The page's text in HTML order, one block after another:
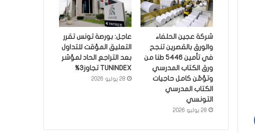
شركة عجين الحلفاء
والورق بالقصرين تنجح
في تأمين 5446 طنا من
ورق الكتاب المدرسي
وتؤمّن كامل حاجيات
الكتاب المدرسي
التونسي
28 يوليو 2026
عاجل: بورصة تونس تقرر
التعليق المؤقت للتداول
بعد التراجع الحاد لمؤشر
TUNINDEX تجاوز3%
28 يوليو 2026